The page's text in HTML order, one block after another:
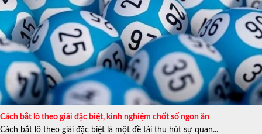
nghiên cứu và viết bài đánh giá các nhà cái để giúp người
chơi có cái nhìn tổng quát nhất trước khi quyết định trải
nghiệm và tham gia các sản phẩm cá cược tại nhà cái.
Cách bắt lô theo giải đặc biệt, kinh nghiệm chốt số ngon ăn
Cách bắt lô theo giải đặc biệt là một đề tài thu hút sự quan...